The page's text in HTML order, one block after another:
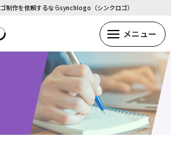
制作を依頼するならsynchlogo（シンクロゴ）